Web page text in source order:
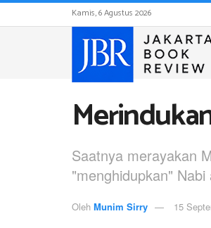
Kamis, 6 Agustus 2026
Saatnya merayakan
"menghidupkan" Nabi
Oleh Munim Sirry 15